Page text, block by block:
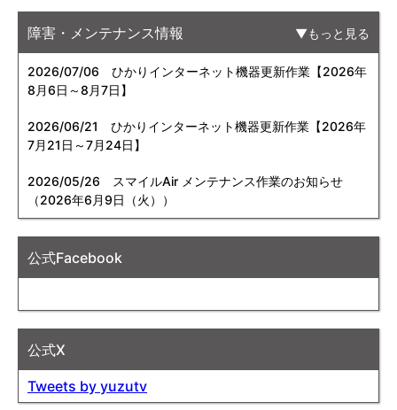
障害・メンテナンス情報 もっと見る
2026/07/06 ひかりインターネット機器更新作業【2026年
8月6日～8月7日】
2026/06/21
ひかりインターネット機器更新作業【2026年
7月21日～7月24日】
2026/05/26 スマイルAir メンテナンス作業のお知らせ
（2026年6月9日（火））
公式Facebook
公式X
Tweets by yuzutv